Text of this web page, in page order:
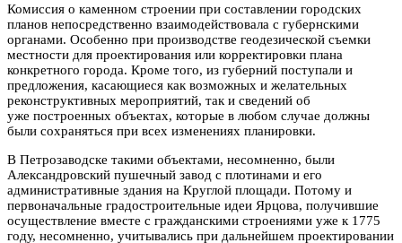
Комиссия о каменном строении при составлении городских
планов непосредственно взаимодействовала с губернскими
органами. Особенно при производстве геодезической съемки
местности для проектирования или корректировки плана
конкретного города. Кроме того, из губерний поступали и
предложения, касающиеся как возможных и желательных
реконструктивных мероприятий, так и сведений об
уже построенных объектах, которые в любом случае должны
были сохраняться при всех изменениях планировки.
В Петрозаводске такими объектами, несомненно, были
Александровский пушечный завод с плотинами и его
административные здания на Круглой площади. Потому и
первоначальные градостроительные идеи Ярцова, получившие
осуществление вместе с гражданскими строениями уже к 1775
году, несомненно, учитывались при дальнейшем проектировании